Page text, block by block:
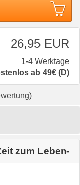
26,95 EUR
1-4 Werktage
ab 49€ (D)
zum Leben